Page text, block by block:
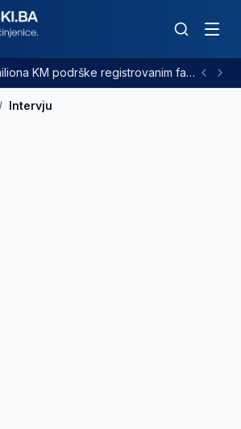
ZDK odobrio 2,38 miliona KM podrške registrovanim farmama goveda
/ Intervju